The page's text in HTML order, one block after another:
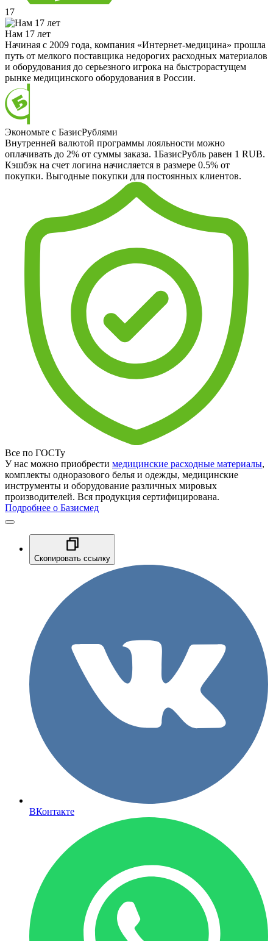
17
Нам 17 лет
Начиная с 2009 года, компания «Интернет-медицина» прошла
путь от мелкого поставщика недорогих расходных материалов
и оборудования до серьезного игрока на быстрорастущем
рынке медицинского оборудования в России.
Экономьте с БазисРублями
Внутренней валютой программы лояльности можно
оплачивать до 2% от суммы заказа. 1БазисРубль равен 1 RUB.
Кэшбэк на счет логина начисляется в размере 0.5% от
покупки. Выгодные покупки для постоянных клиентов.
Все по ГОСТу
У нас можно приобрести медицинские расходные материалы,
комплекты одноразового белья и одежды, медицинские
инструменты и оборудование различных мировых
производителей. Вся продукция сертифицирована.
Подробнее о Базисмед
Скопировать ссылку
ВКонтакте